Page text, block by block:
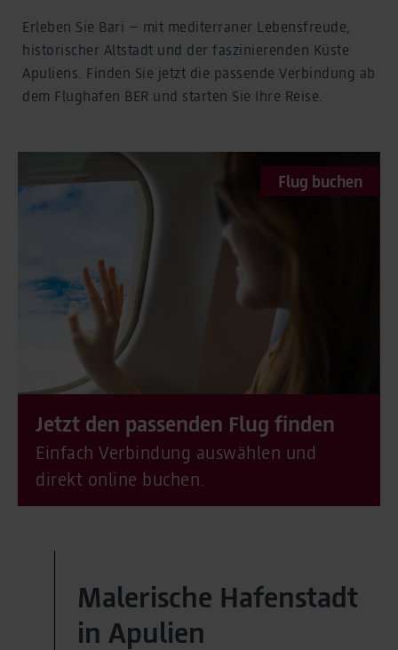
Erleben Sie Bari – mit mediterraner Lebensfreude,
historischer Altstadt und der faszinierenden Küste
Apuliens. Finden Sie jetzt die passende Verbindung ab
dem Flughafen BER und starten Sie Ihre Reise.
Jetzt den passenden Flug finden
Einfach Verbindung auswählen und
direkt online buchen.
Flug buchen
Malerische Hafenstadt
in Apulien